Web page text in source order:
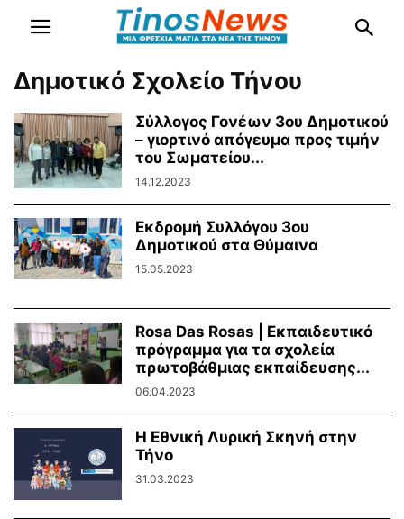
Δημοτικό Σχολείο Τήνου
Σύλλογος Γονέων 3ου Δημοτικού
– γιορτινό απόγευμα προς τιμήν
του Σωματείου...
14.12.2023
Εκδρομή Συλλόγου 3ου
Δημοτικού στα Θύμαινα
15.05.2023
Rosa Das Rosas | Εκπαιδευτικό
πρόγραμμα για τα σχολεία
πρωτοβάθμιας εκπαίδευσης...
06.04.2023
Η Εθνική Λυρική Σκηνή στην
Τήνο
31.03.2023